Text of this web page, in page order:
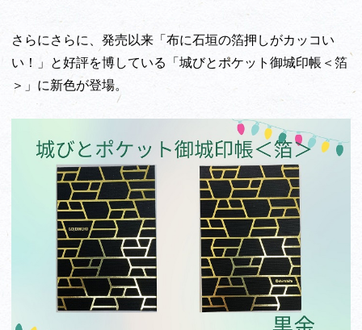
さらにさらに、発売以来「布に石垣の箔押しがカッコい
い！」と好評を博している「城びとポケット御城印帳＜箔
＞」に新色が登場。